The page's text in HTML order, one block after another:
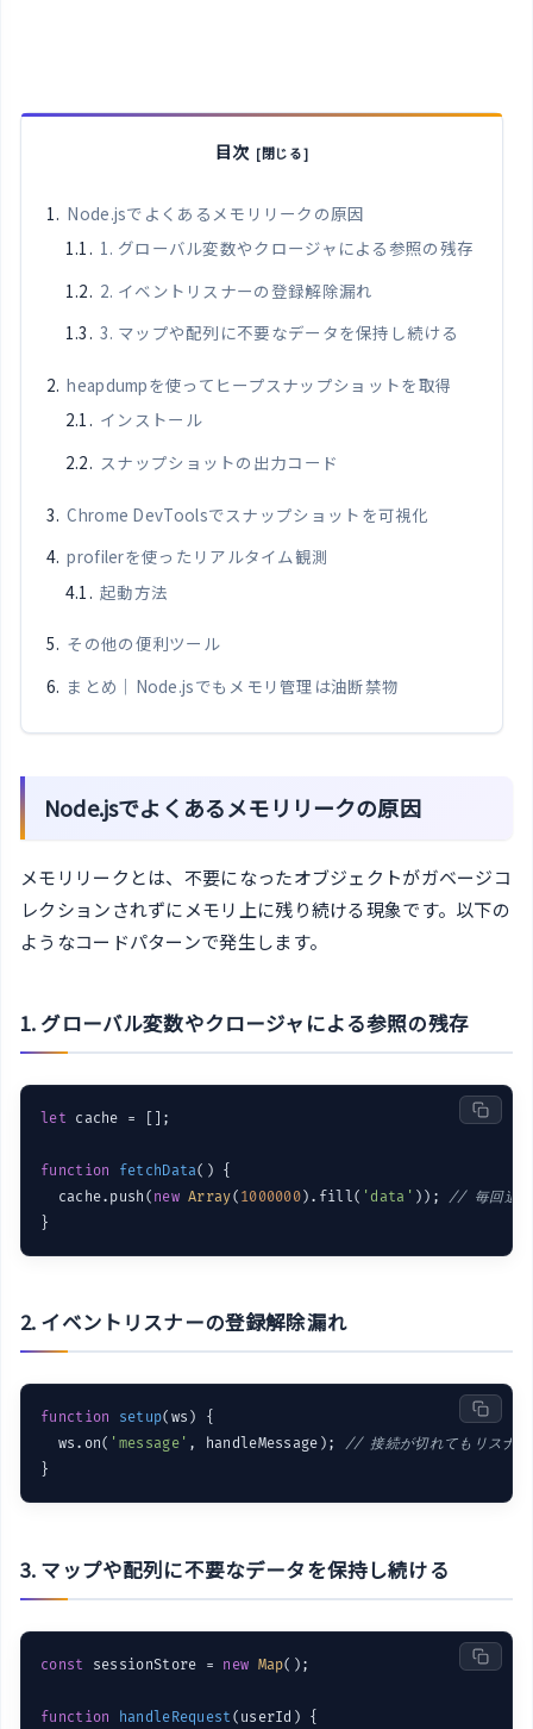
目次
Node.jsでよくあるメモリリークの原因
1. グローバル変数やクロージャによる参照の残存
2. イベントリスナーの登録解除漏れ
3. マップや配列に不要なデータを保持し続ける
heapdumpを使ってヒープスナップショットを取得
インストール
スナップショットの出力コード
Chrome DevToolsでスナップショットを可視化
profilerを使ったリアルタイム観測
起動方法
その他の便利ツール
まとめ｜Node.jsでもメモリ管理は油断禁物
Node.jsでよくあるメモリリークの原因
メモリリークとは、不要になったオブジェクトがガベージコ
レクションされずにメモリ上に残り続ける現象です。以下の
ようなコードパターンで発生します。
1. グローバル変数やクロージャによる参照の残存
let cache = [];
function fetchData( ) {
  cache.push(
new Array( 1000000).fill( 'data' )); // 毎回追加
}
2. イベントリスナーの登録解除漏れ
function setup( ws ) {
  ws.on(
'message' , handleMessage); // 接続が切れてもリスナー
}
3. マップや配列に不要なデータを保持し続ける
const sessionStore = new Map();
function handleRequest ( userId ) {